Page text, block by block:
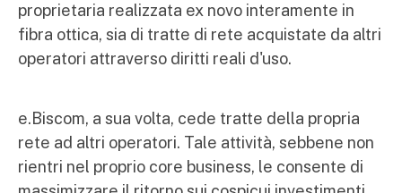
proprietaria realizzata ex novo interamente in
fibra ottica, sia di tratte di rete acquistate da altri
operatori attraverso diritti reali d'uso.
e.Biscom, a sua volta, cede tratte della propria
rete ad altri operatori. Tale attività, sebbene non
rientri nel proprio core business, le consente di